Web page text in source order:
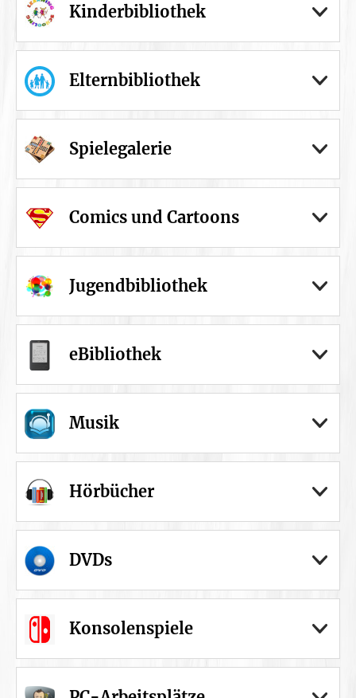
Kinderbibliothek
Elternbibliothek
Spielegalerie
Comics und Cartoons
Jugendbibliothek
eBibliothek
Musik
Hörbücher
DVDs
Konsolenspiele